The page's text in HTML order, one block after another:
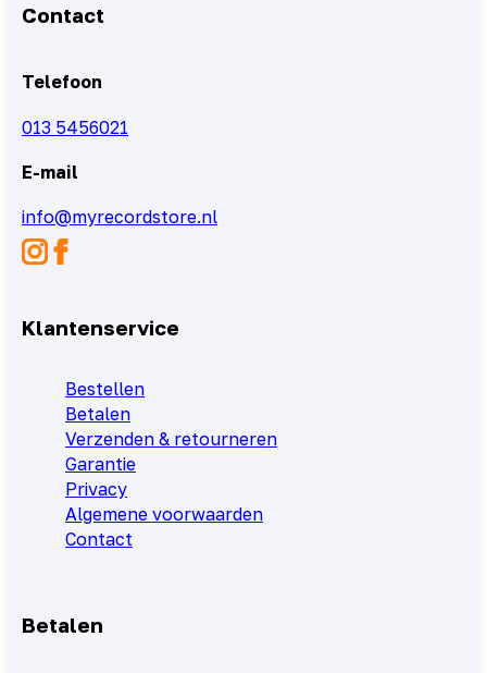
Contact
Telefoon
013 5456021
E-mail
info@myrecordstore.nl
Klantenservice
Bestellen
Betalen
Verzenden & retourneren
Garantie
Privacy
Algemene voorwaarden
Contact
Betalen